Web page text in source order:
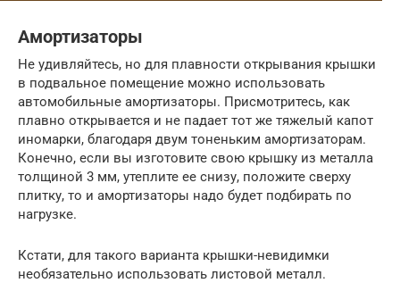
Амортизаторы
Не удивляйтесь, но для плавности открывания крышки
в подвальное помещение можно использовать
автомобильные амортизаторы. Присмотритесь, как
плавно открывается и не падает тот же тяжелый капот
иномарки, благодаря двум тоненьким амортизаторам.
Конечно, если вы изготовите свою крышку из металла
толщиной 3 мм, утеплите ее снизу, положите сверху
плитку, то и амортизаторы надо будет подбирать по
нагрузке.
Кстати, для такого варианта крышки-невидимки
необязательно использовать листовой металл.